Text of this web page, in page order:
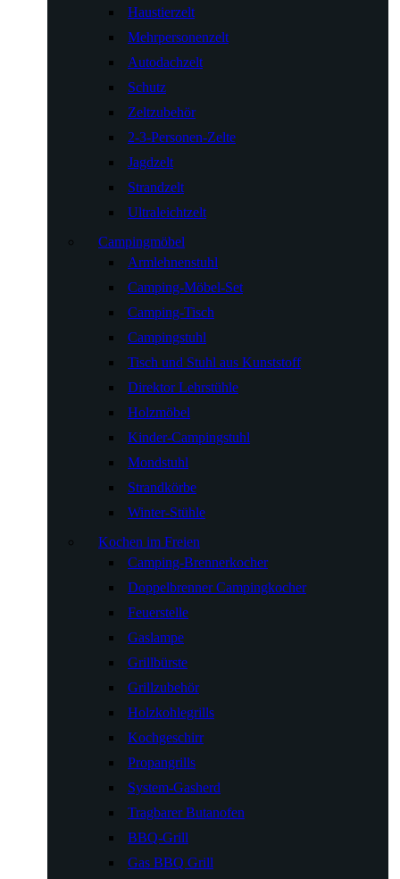
Haustierzelt
Mehrpersonenzelt
Autodachzelt
Schutz
Zeltzubehör
2-3-Personen-Zelte
Jagdzelt
Strandzelt
Ultraleichtzelt
Campingmöbel
Armlehnenstuhl
Camping-Möbel-Set
Camping-Tisch
Campingstuhl
Tisch und Stuhl aus Kunststoff
Direktor Lehrstühle
Holzmöbel
Kinder-Campingstuhl
Mondstuhl
Strandkörbe
Winter-Stühle
Kochen im Freien
Camping-Brennerkocher
Doppelbrenner Campingkocher
Feuerstelle
Gaslampe
Grillbürste
Grillzubehör
Holzkohlegrills
Kochgeschirr
Propangrills
System-Gasherd
Tragbarer Butanofen
BBQ-Grill
Gas BBQ Grill